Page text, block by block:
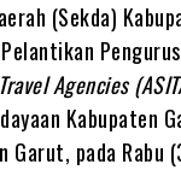
(Sekda)
Agencies
Kabupaten
Garut, pada Rabu